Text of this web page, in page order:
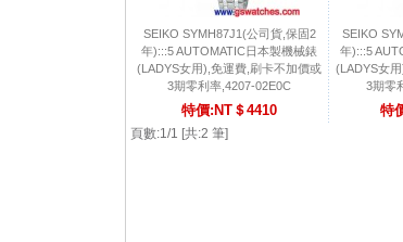
SEIKO SYMH87J1(公司貨,保固2
年):::5 AUTOMATIC日本製機械錶
(LADYS女用),免運費,刷卡不加價或
3期零利率,4207-02E0C
特價:NT＄4410
SEIKO
年):::5
(LADYS女
3期零
特
頁數:1/1 [共:2 筆]